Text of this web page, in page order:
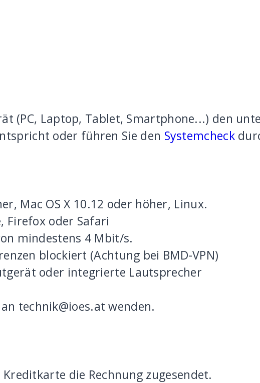
(PC, Laptop, Tablet, Smartphone...) den
oder führen Sie den Systemcheck
Mac OS X 10.12 oder höher, Linux.
Firefox oder Safari
mindestens 4 Mbit/s.
blockiert (Achtung bei BMD-VPN)
oder integrierte Lautsprecher
technik@ioes.at wenden.
die Rechnung zugesendet.